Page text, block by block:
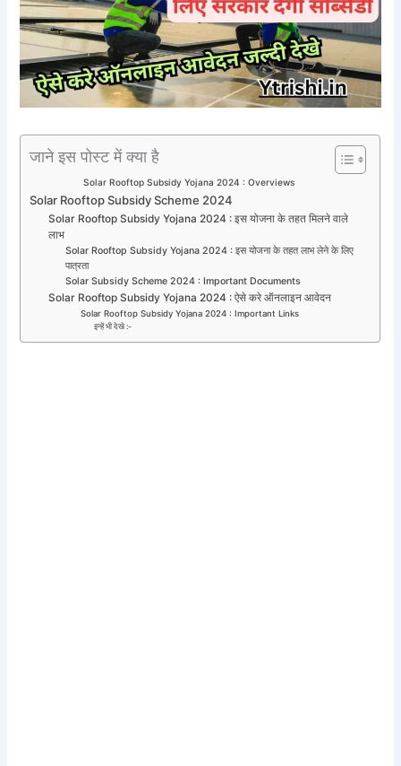
जाने इस पोस्ट में क्या है
Solar Rooftop Subsidy Yojana 2024 : Overviews
Solar Rooftop Subsidy Scheme 2024
Solar Rooftop Subsidy Yojana 2024 : इस योजना के तहत मिलने वाले
लाभ
Solar Rooftop Subsidy Yojana 2024 : इस योजना के तहत लाभ लेने के लिए
पात्रता
Solar Subsidy Scheme 2024 : Important Documents
Solar Rooftop Subsidy Yojana 2024 : ऐसे करे ऑनलाइन आवेदन
Solar Rooftop Subsidy Yojana 2024 : Important Links
इन्हें भी देखे :-